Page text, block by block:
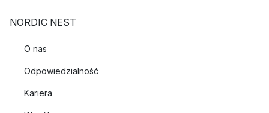
NORDIC NEST
O nas
Odpowiedzialność
Kariera